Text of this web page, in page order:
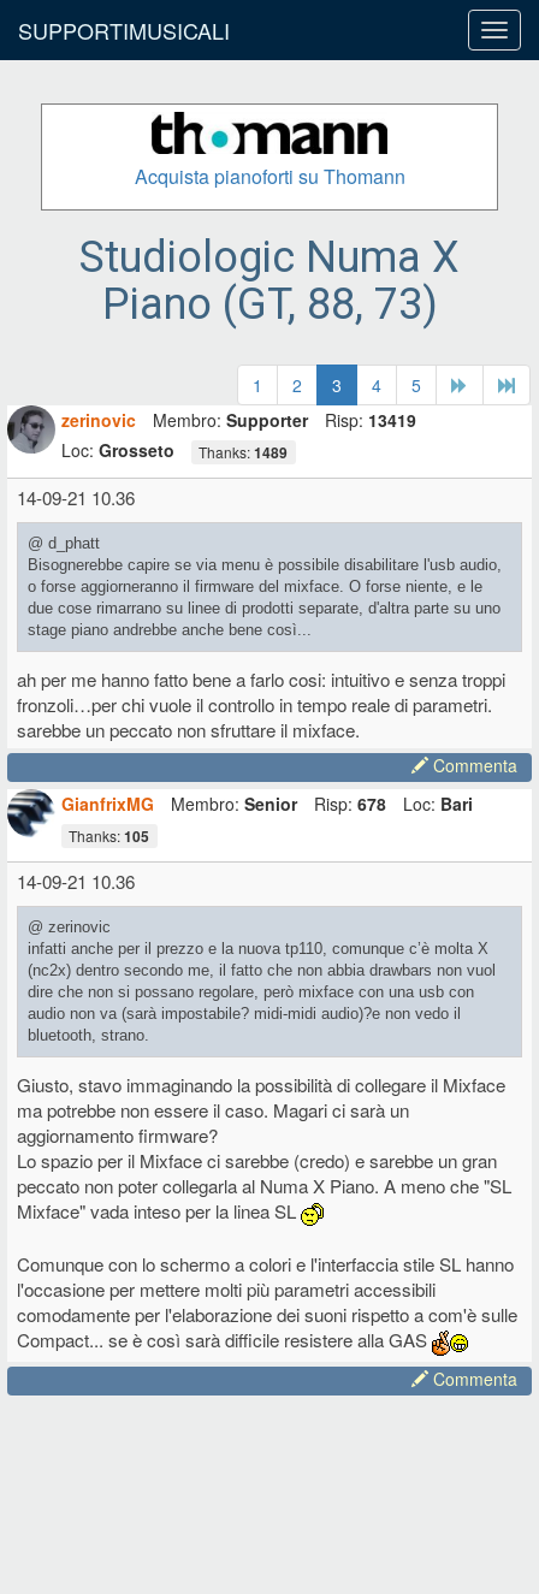
SUPPORTIMUSICALI
Acquista pianoforti su Thomann
Studiologic Numa X
Piano (GT, 88, 73)
1 2 3 4
5
zerinovic
Membro: Supporter Risp: 13419
Loc: Grosseto Thanks:1489
14-09-21 10.36
@ d_phatt
Bisognerebbe capire se via menu è possibile disabilitare l'usb audio,
o forse aggiorneranno il firmware del mixface. O forse niente, e le
due cose rimarrano su linee di prodotti separate, d'altra parte su uno
stage piano andrebbe anche bene così...
ah per me hanno fatto bene a farlo cosi: intuitivo e senza troppi
fronzoli…per chi vuole il controllo in tempo reale di parametri.
sarebbe un peccato non sfruttare il mixface.
Commenta
GianfrixMG
Membro: Senior Risp: 678 Loc: Bari
Thanks:105
14-09-21 10.36
@ zerinovic
infatti anche per il prezzo e la nuova tp110, comunque c’è molta X
(nc2x) dentro secondo me, il fatto che non abbia drawbars non vuol
dire che non si possano regolare, però mixface con una usb con
audio non va (sarà impostabile? midi-midi audio)?e non vedo il
bluetooth, strano.
Giusto, stavo immaginando la possibilità di collegare il Mixface
ma potrebbe non essere il caso. Magari ci sarà un
aggiornamento firmware?
Lo spazio per il Mixface ci sarebbe (credo) e sarebbe un gran
peccato non poter collegarla al Numa X Piano. A meno che "SL
Mixface" vada inteso per la linea SL
Comunque con lo schermo a colori e l'interfaccia stile SL hanno
l'occasione per mettere molti più parametri accessibili
comodamente per l'elaborazione dei suoni rispetto a com'è sulle
Compact... se è così sarà difficile resistere alla GAS
Commenta